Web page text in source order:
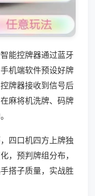
能控牌器通过蓝牙
机端软件预设好牌
牌器接收到信号后
麻将机洗牌、码牌
四口机四方上牌独
，预判牌组分布，
搭子质量，实战胜